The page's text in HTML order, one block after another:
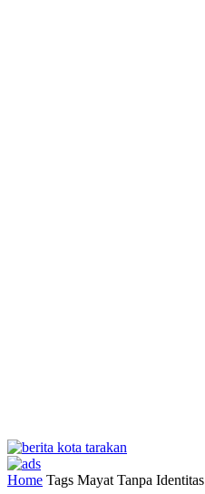
Home Tags Mayat Tanpa Identitas